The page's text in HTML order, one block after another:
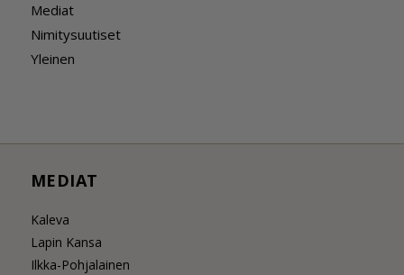
Mediat
Nimitysuutiset
Yleinen
MEDIAT
Kaleva
Lapin Kansa
Ilkka-Pohjalainen